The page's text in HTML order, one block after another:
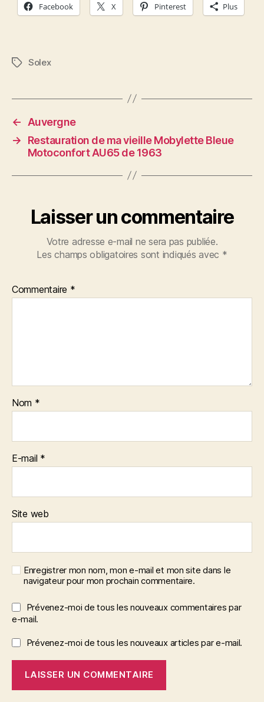
Facebook X Pinterest Plus
Étiquettes
Solex
←
Auvergne
→
Restauration de ma vieille Mobylette Bleue
Motoconfort AU65 de 1963
Laisser un commentaire
Votre adresse e-mail ne sera pas publiée.
Les champs obligatoires sont indiqués avec *
Commentaire *
Nom *
E-mail *
Site web
Enregistrer mon nom, mon e-mail et mon site dans le
navigateur pour mon prochain commentaire.
Prévenez-moi de tous les nouveaux commentaires par
e-mail.
Prévenez-moi de tous les nouveaux articles par e-mail.